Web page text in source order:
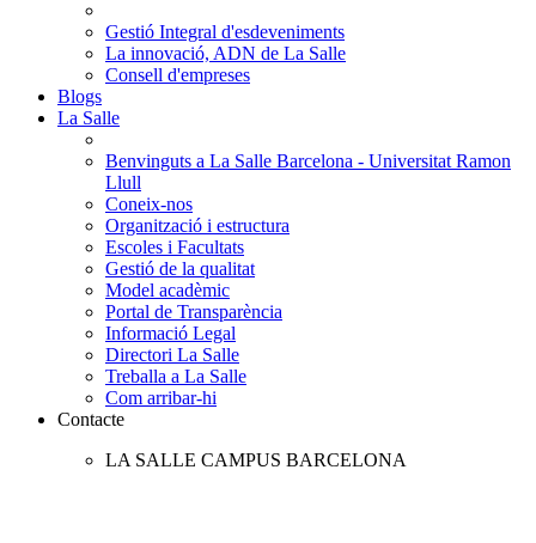
Gestió Integral d'esdeveniments
La innovació, ADN de La Salle
Consell d'empreses
Blogs
La Salle
Benvinguts a La Salle Barcelona - Universitat Ramon
Llull
Coneix-nos
Organització i estructura
Escoles i Facultats
Gestió de la qualitat
Model acadèmic
Portal de Transparència
Informació Legal
Directori La Salle
Treballa a La Salle
Com arribar-hi
Contacte
LA SALLE CAMPUS BARCELONA